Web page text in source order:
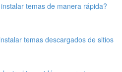
temas de manera rápida?
temas descargados de sitios